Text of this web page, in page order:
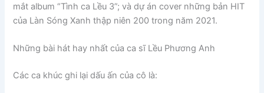
mắt album “Tình ca Lều 3”; và dự án cover những bản HIT
của Làn Sóng Xanh thập niên 200 trong năm 2021.
Những bài hát hay nhất của ca sĩ Lều Phương Anh
Các ca khúc ghi lại dấu ấn của cô là: